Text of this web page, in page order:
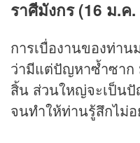
ราศีมังกร (16 ม.ค
การเบื่องานของท่า
ว่ามีแต่ปัญหาซ้ำซาก
สิ้น ส่วนใหญ่จะเป็น
จนทำให้ท่านรู้สึกไม่